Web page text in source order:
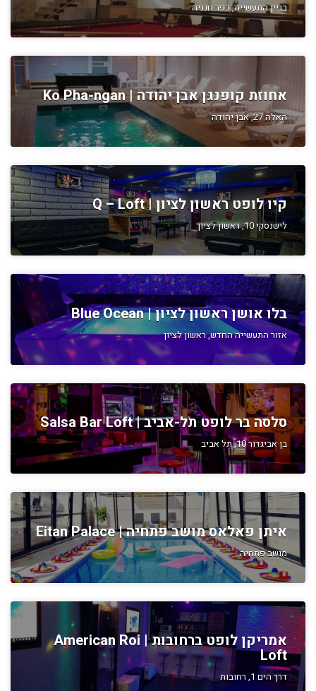
בניין התעשייה, כפר חנניה
אחוזת קופנגן אבן יהודה | Ko Pha-ngan
האלה 27, אבן יהודה
קיו לופט ראשון לציון | Q – Loft
לישנסקי 10, ראשון לציון
בלו אושן ראשון לציון | Blue Ocean
אזור התעשייה החדש, ראשון לציון
סלסה בר לופט תל-אביב | Salsa Bar Loft
בן אביגדור 10, תל אביב
איתן פאלאס מושב פתחיה | Eitan Palace
מושב פתחיה
אמריקן לופט ברחובות | American Roi
Loft
דרך הים 1, רחובות